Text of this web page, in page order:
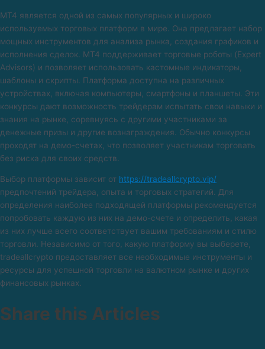
MT4 является одной из самых популярных и широко
используемых торговых платформ в мире. Она предлагает набор
мощных инструментов для анализа рынка, создания графиков и
исполнения сделок. MT4 поддерживает торговые роботы (Expert
Advisors) и позволяет использовать кастомные индикаторы,
шаблоны и скрипты. Платформа доступна на различных
устройствах, включая компьютеры, смартфоны и планшеты. Эти
конкурсы дают возможность трейдерам испытать свои навыки и
знания на рынке, соревнуясь с другими участниками за
денежные призы и другие вознаграждения. Обычно конкурсы
проходят на демо-счетах, что позволяет участникам торговать
без риска для своих средств.
Выбор платформы зависит от https://tradeallcrypto.vip/
предпочтений трейдера, опыта и торговых стратегий. Для
определения наиболее подходящей платформы рекомендуется
попробовать каждую из них на демо-счете и определить, какая
из них лучше всего соответствует вашим требованиям и стилю
торговли. Независимо от того, какую платформу вы выберете,
tradeallcrypto предоставляет все необходимые инструменты и
ресурсы для успешной торговли на валютном рынке и других
финансовых рынках.
Share this Articles